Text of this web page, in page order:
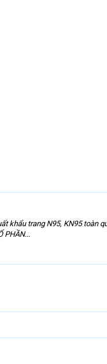
khẩu trang N95, KN95 toàn
PHẦN...